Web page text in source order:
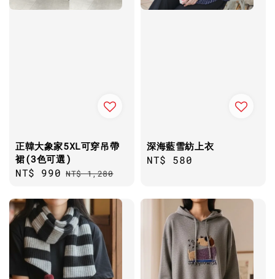
正韓大象家5XL可穿吊帶
裙(3色可選)
Sale
NT$ 990 Regular
NT$ 1,280
深海藍雪紡上衣
Regular
NT$ 580